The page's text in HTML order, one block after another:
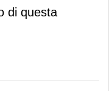
di questa